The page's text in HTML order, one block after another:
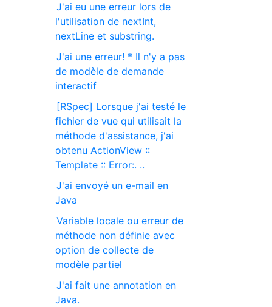
J'ai eu une erreur lors de
l'utilisation de nextInt,
nextLine et substring.
J'ai une erreur! * Il n'y a pas
de modèle de demande
interactif
[RSpec] Lorsque j'ai testé le
fichier de vue qui utilisait la
méthode d'assistance, j'ai
obtenu ActionView ::
Template :: Error:. ..
J'ai envoyé un e-mail en
Java
Variable locale ou erreur de
méthode non définie avec
option de collecte de
modèle partiel
J'ai fait une annotation en
Java.